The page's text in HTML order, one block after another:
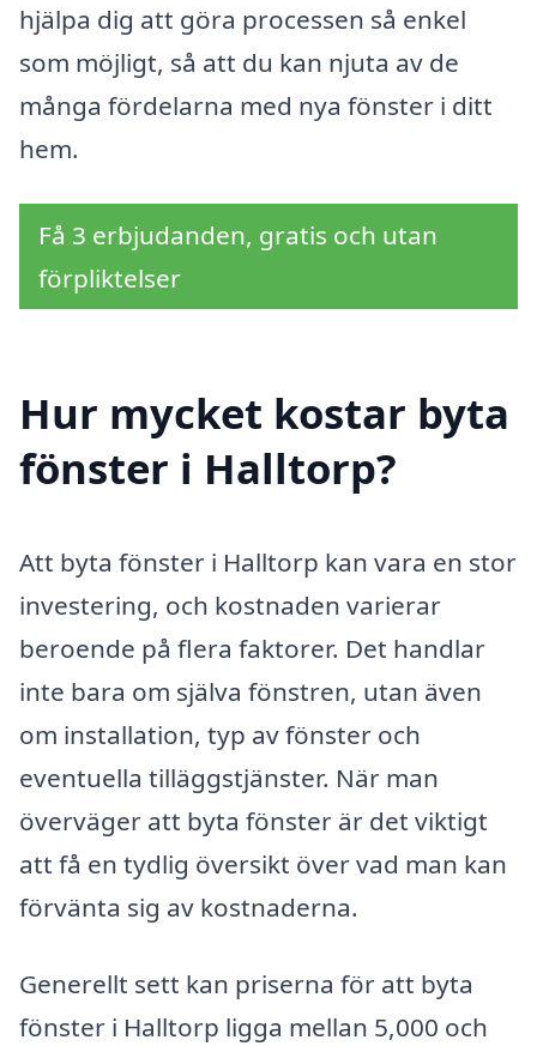
hjälpa dig att göra processen så enkel
som möjligt, så att du kan njuta av de
många fördelarna med nya fönster i ditt
hem.
Få 3 erbjudanden, gratis och utan
förpliktelser
Hur mycket kostar byta
fönster i Halltorp?
Att byta fönster i Halltorp kan vara en stor
investering, och kostnaden varierar
beroende på flera faktorer. Det handlar
inte bara om själva fönstren, utan även
om installation, typ av fönster och
eventuella tilläggstjänster. När man
överväger att byta fönster är det viktigt
att få en tydlig översikt över vad man kan
förvänta sig av kostnaderna.
Generellt sett kan priserna för att byta
fönster i Halltorp ligga mellan 5,000 och